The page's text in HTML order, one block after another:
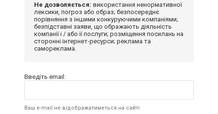
Не дозволяється: використання ненормативної
лексики, погроз або образ; безпосереднє
порівняння з іншими конкуруючими компаніями;
безпідставні заяви, що ображають діяльність
компанії і / або її послуги; розміщення посилань на
сторонні інтернет-ресурси; реклама та
самореклама.
Введіть email:
Ваш e-mail не відображатиметься на сайті